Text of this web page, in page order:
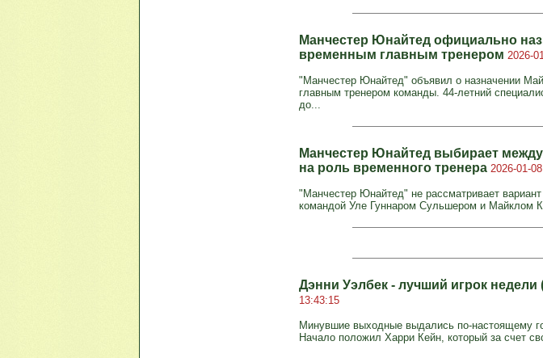
Манчестер Юнайтед официально
временным главным тренером 2026-
"Манчестер Юнайтед" объявил о назначении
главным тренером команды. 44-летний
до...
Манчестер Юнайтед выбирает
на роль временного тренера 2026-01-
"Манчестер Юнайтед" не рассматривает вариант
командой Уле Гуннаром Сульшером и Майклом
Дэнни Уэлбек - лучший игрок
13:43:15
Минувшие выходные выдались по-настоящему
Начало положил Харри Кейн, который за счет